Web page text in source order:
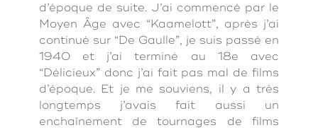
d’époque de suite. J’ai commencé par le
Moyen Âge avec “Kaamelott”, après j’ai
continué sur “De Gaulle”, je suis passé en
1940 et j’ai terminé au 18e avec
“Délicieux” donc j’ai fait pas mal de films
d’époque. Et je me souviens, il y a très
longtemps j’avais fait aussi un
enchaînement de tournages de films